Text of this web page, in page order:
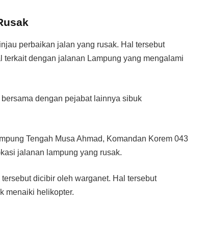
perbaikan jalan yang rusak. Hal tersebut
dengan jalanan Lampung yang mengalami
dengan pejabat lainnya sibuk
Tengah Musa Ahmad, Komandan Korem 043
jalanan lampung yang rusak.
dicibir oleh warganet. Hal tersebut
menaiki helikopter.